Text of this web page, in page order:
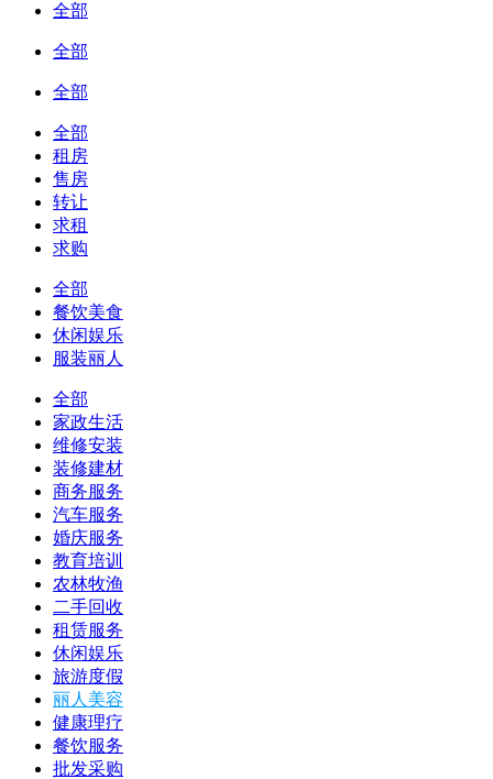
全部
全部
全部
全部
租房
售房
转让
求租
求购
全部
餐饮美食
休闲娱乐
服装丽人
全部
家政生活
维修安装
装修建材
商务服务
汽车服务
婚庆服务
教育培训
农林牧渔
二手回收
租赁服务
休闲娱乐
旅游度假
丽人美容
健康理疗
餐饮服务
批发采购